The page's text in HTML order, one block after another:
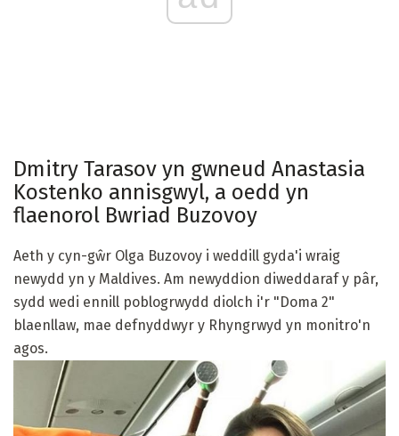
Dmitry Tarasov yn gwneud Anastasia
Kostenko annisgwyl, a oedd yn
flaenorol Bwriad Buzovoy
Aeth y cyn-gŵr Olga Buzovoy i weddill gyda'i wraig
newydd yn y Maldives. Am newyddion diweddaraf y pâr,
sydd wedi ennill poblogrwydd diolch i'r "Doma 2"
blaenllaw, mae defnyddwyr y Rhyngrwyd yn monitro'n
agos.